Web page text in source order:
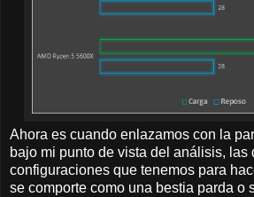
Ahora es cuando enlazamos con la
bajo mi punto de vista del análisis, las
configuraciones que tenemos para
se comporte como una bestia parda o